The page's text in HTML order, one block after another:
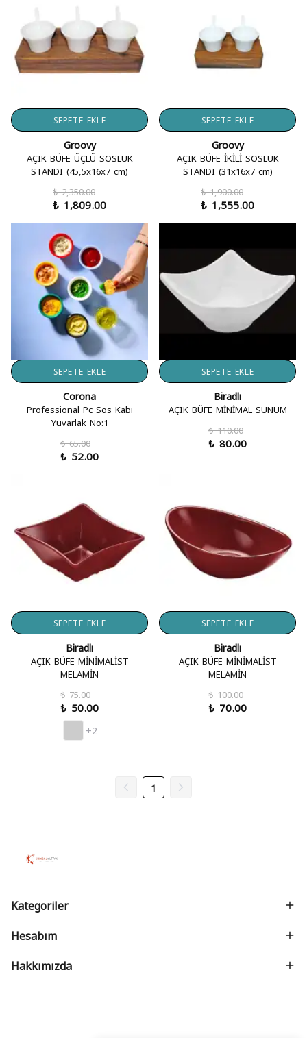
SEPETE EKLE
Groovy
AÇIK BÜFE ÜÇLÜ SOSLUK
STANDI (45,5x16x7 cm)
₺ 2,350.00
₺ 1,809.00
SEPETE EKLE
Groovy
AÇIK BÜFE İKİLİ SOSLUK
STANDI (31x16x7 cm)
₺ 1,900.00
₺ 1,555.00
SEPETE EKLE
Corona
Professional Pc Sos Kabı
Yuvarlak No:1
₺ 65.00
₺ 52.00
SEPETE EKLE
Biradlı
AÇIK BÜFE MİNİMAL SUNUM
₺ 110.00
₺ 80.00
SEPETE EKLE
Biradlı
AÇIK BÜFE MİNİMALİST
MELAMİN
₺ 75.00
₺ 50.00
+2
SEPETE EKLE
Biradlı
AÇIK BÜFE MİNİMALİST
MELAMİN
₺ 100.00
₺ 70.00
1
Kategoriler
Hesabım
Hakkımızda